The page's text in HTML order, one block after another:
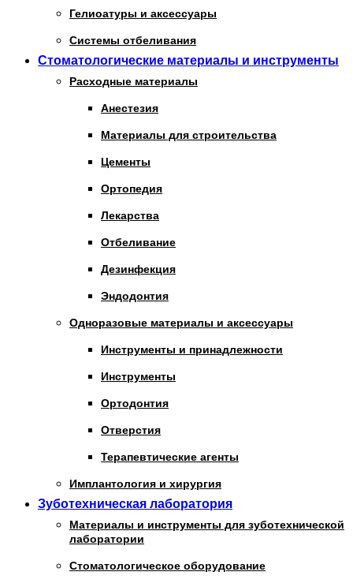
Гелиоатуры и аксессуары
Системы отбеливания
Стоматологические материалы и инструменты
Расходные материалы
Анестезия
Материалы для строительства
Цементы
Ортопедия
Лекарства
Отбеливание
Дезинфекция
Эндодонтия
Одноразовые материалы и аксессуары
Инструменты и принадлежности
Инструменты
Ортодонтия
Отверстия
Терапевтические агенты
Имплантология и хирургия
Зуботехническая лаборатория
Материалы и инструменты для зуботехнической
лаборатории
Стоматологическое оборудование